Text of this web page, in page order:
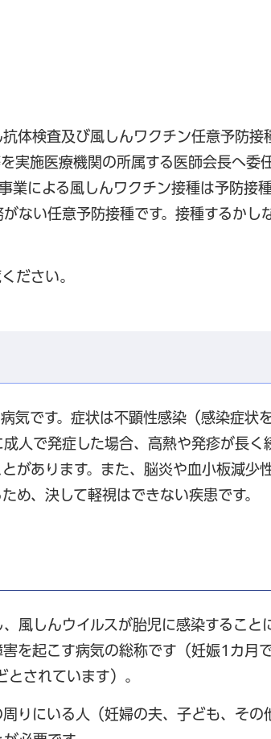
体検査及び風しんワクチン任意予防接
実施医療機関の所属する医師会長へ委
業による風しんワクチン接種は予防接
ない任意予防接種です。接種するかし
ださい。
気です。症状は不顕性感染（感染症状
人で発症した場合、高熱や発疹が長く
があります。また、脳炎や血小板減少
め、決して軽視はできない疾患です。
風しんウイルスが胎児に感染すること
を起こす病気の総称です（妊娠1カ月
されています）。
りにいる人（妊婦の夫、子ども、その